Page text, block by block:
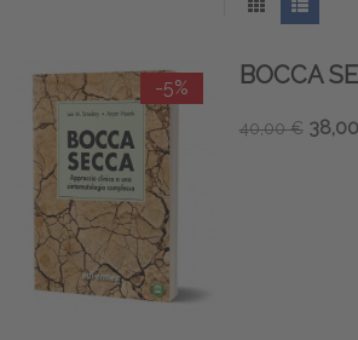
-5% BOCCA
40,00 €